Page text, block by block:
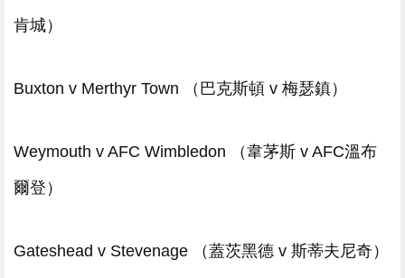
肯城）
Buxton v Merthyr Town （巴克斯頓 v 梅瑟鎮）
Weymouth v AFC Wimbledon （韋茅斯 v AFC溫布
爾登）
Gateshead v Stevenage （蓋茨黑德 v 斯蒂夫尼奇）